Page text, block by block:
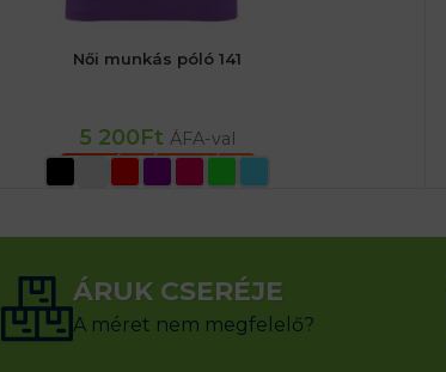
Női munkás póló 141
5 200Ft ÁFA-val
OPCIÓK VÁLASZTÁSA
ÁRUK CSERÉJE
A méret nem megfelelő?